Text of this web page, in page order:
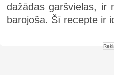
dažādas garšvielas,
barojoša. Šī recepte ir